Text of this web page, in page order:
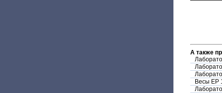
А также
Весы EP